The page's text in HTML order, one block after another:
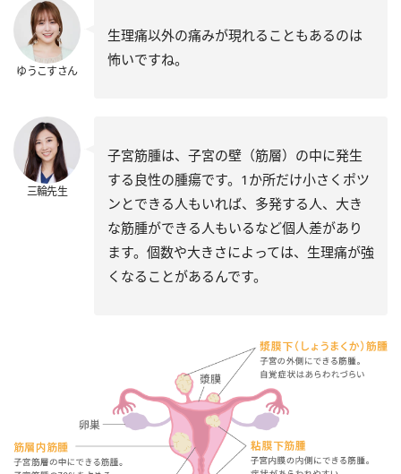
ゆうこすさん
生理痛以外の痛みが現れることもあるのは
怖いですね。
三輪先生
子宮筋腫は、子宮の壁（筋層）の中に発生
する良性の腫瘍です。1か所だけ小さくポツ
ンとできる人もいれば、多発する人、大き
な筋腫ができる人もいるなど個人差があり
ます。個数や大きさによっては、生理痛が強
くなることがあるんです。